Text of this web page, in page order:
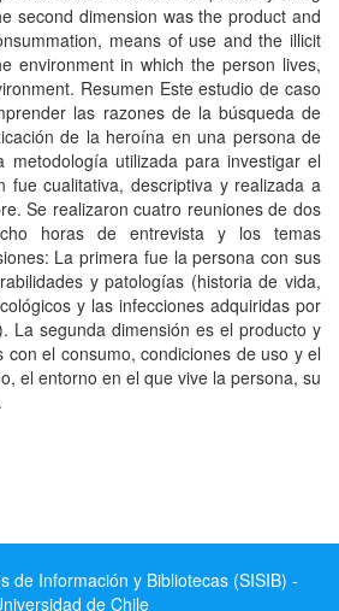
second dimension was the product and
means of use and the illicit
environment in which the person lives,
Resumen Este estudio de caso
las razones de la búsqueda de
de la heroí­na en una persona de
utilizada para investigar el
fue cualitativa, descriptiva y realizada a
Se realizaron cuatro reuniones de dos
horas de entrevista y los temas
La primera fue la persona con sus
y patologí­as (historia de vida,
y las infecciones adquiridas por
La segunda dimensión es el producto y
con el consumo, condiciones de uso y el
el entorno en el que vive la persona, su
de Información y Bibliotecas (SISIB) -
de Chile